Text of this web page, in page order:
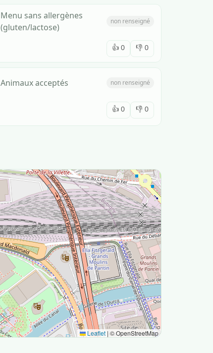
Menu sans allergènes
(gluten/lactose)
non renseigné
👍 0 👎 0
Animaux acceptés non renseigné
👍 0 👎 0
Leaflet | © OpenStreetMap